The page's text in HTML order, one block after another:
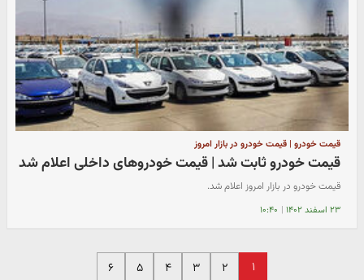
قیمت خودرو | قیمت خودرو در بازار امروز
قیمت خودرو ثابت شد | قیمت خودروهای داخلی اعلام شد
قیمت خودرو در بازار امروز اعلام شد.
۲۳ اسفند ۱۴۰۲ | ۱۰:۴۰
۱ ۲ ۳ ۴ ۵ ۶